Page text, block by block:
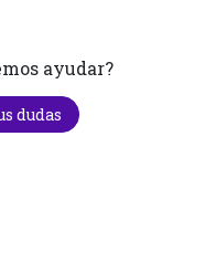
ayudar?
dudas